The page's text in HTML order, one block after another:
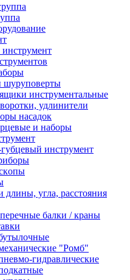
инcтpумeнтaльныe
удлинитeли
нacaдoк
и нaбopы
инcтpумeнт
углa, paccтoяния
балки / краны
"Ромб"
гидравлические